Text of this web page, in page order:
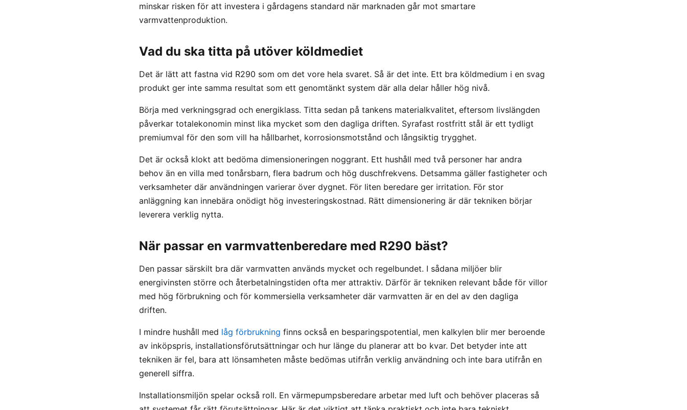
minskar risken för att investera i gårdagens standard när marknaden går mot smartare
varmvattenproduktion.
Vad du ska titta på utöver köldmediet
Det är lätt att fastna vid R290 som om det vore hela svaret. Så är det inte. Ett bra köldmedium i en svag
produkt ger inte samma resultat som ett genomtänkt system där alla delar håller hög nivå.
Börja med verkningsgrad och energiklass. Titta sedan på tankens materialkvalitet, eftersom livslängden
påverkar totalekonomin minst lika mycket som den dagliga driften. Syrafast rostfritt stål är ett tydligt
premiumval för den som vill ha hållbarhet, korrosionsmotstånd och långsiktig trygghet.
Det är också klokt att bedöma dimensioneringen noggrant. Ett hushåll med två personer har andra
behov än en villa med tonårsbarn, flera badrum och hög duschfrekvens. Detsamma gäller fastigheter och
verksamheter där användningen varierar över dygnet. För liten beredare ger irritation. För stor
anläggning kan innebära onödigt hög investeringskostnad. Rätt dimensionering är där tekniken börjar
leverera verklig nytta.
När passar en varmvattenberedare med R290 bäst?
Den passar särskilt bra där varmvatten används mycket och regelbundet. I sådana miljöer blir
energivinsten större och återbetalningstiden ofta mer attraktiv. Därför är tekniken relevant både för villor
med hög förbrukning och för kommersiella verksamheter där varmvatten är en del av den dagliga
driften.
I mindre hushåll med låg förbrukning finns också en besparingspotential, men kalkylen blir mer beroende
av inköpspris, installationsförutsättningar och hur länge du planerar att bo kvar. Det betyder inte att
tekniken är fel, bara att lönsamheten måste bedömas utifrån verklig användning och inte bara utifrån en
generell siffra.
Installationsmiljön spelar också roll. En värmepumpsberedare arbetar med luft och behöver placeras så